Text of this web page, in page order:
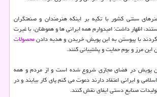
سنتی کشور با تکیه بر اینکه هنرمندان و صنعتگران
اظهار داشت: امیدوارم همه ایرانی ها و هموطنان، با غیرت
با پیوستن به این پویش، خریدن و هدیه دادنمحصولات
مرز و بوم حمایت و پشتیبانی کنند.
پویش در فضای مجازی شروع شده است و از مردم و همه
و ایرانی اعتقاد دارند دعوت می کنم پای کار بیایند و در
صنایع دستی ایفای نقش کنند.